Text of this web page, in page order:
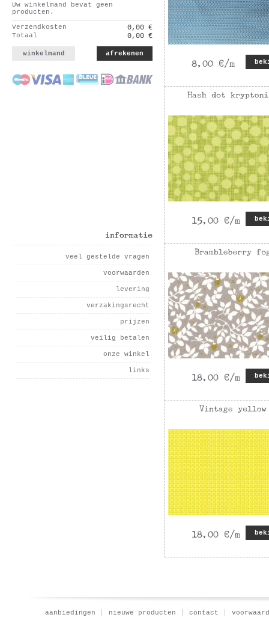
Uw winkelmand bevat geen
producten.
Verzendkosten 0,00 €
Totaal 0,00 €
winkelmand afrekenen
veel gestelde vragen
voorwaarden
levering
verzakingsrecht
prijzen
veilig betalen
onze winkel
links
aanbiedingen nieuwe producten contact